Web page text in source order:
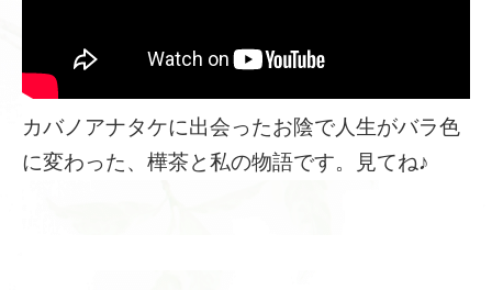
カバノアナタケに出会ったお陰で人生がバラ色
に変わった、樺茶と私の物語です。見てね♪